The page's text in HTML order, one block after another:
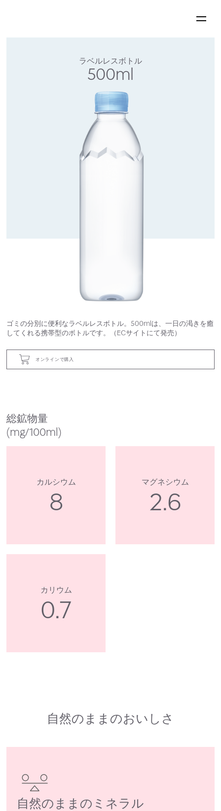
ラベルレスボトル
500ml
ゴミの分別に便利なラベルレスボトル。500mlは、一日の渇きを癒
してくれる携帯型のボトルです。（ECサイトにて発売）
オンラインで購入
総鉱物量
(mg/100ml)
カルシウム
8
マグネシウム
2.6
カリウム
0.7
自然のままのおいしさ
自然のままのミネラル